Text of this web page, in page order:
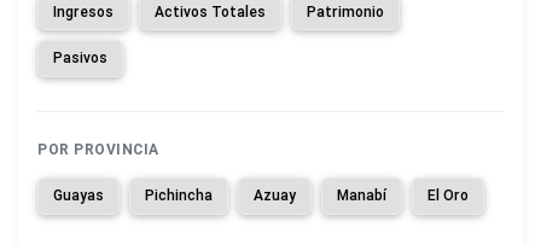
Ingresos Activos Totales Patrimonio
Pasivos
POR PROVINCIA
Guayas Pichincha Azuay Manabí El Oro